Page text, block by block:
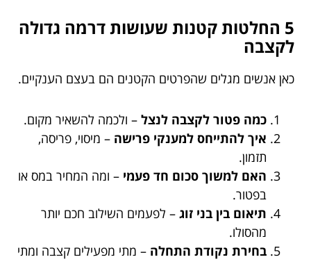
5 החלטות קטנות שעושות דרמה גדולה
לקצבה
כאן אנשים מגלים שהפרטים הקטנים הם בעצם הענקיים.
כמה פטור לקצבה לנצל – ולכמה להשאיר מקום.
איך להתייחס למענקי פרישה – מיסוי, פריסה,
תזמון.
האם למשוך סכום חד פעמי – ומה המחיר במס או
בפטור.
תיאום בין בני זוג – לפעמים השילוב חכם יותר
מהסולו.
בחירת נקודת התחלה – מתי מפעילים קצבה ומתי